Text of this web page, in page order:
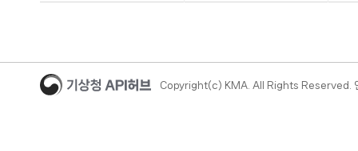
Copyright(c) KMA. All Rights Reserved.